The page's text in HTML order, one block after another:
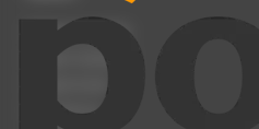
Podcast anmelden
Podcast hochladen
Podcast-Events
Registrierung